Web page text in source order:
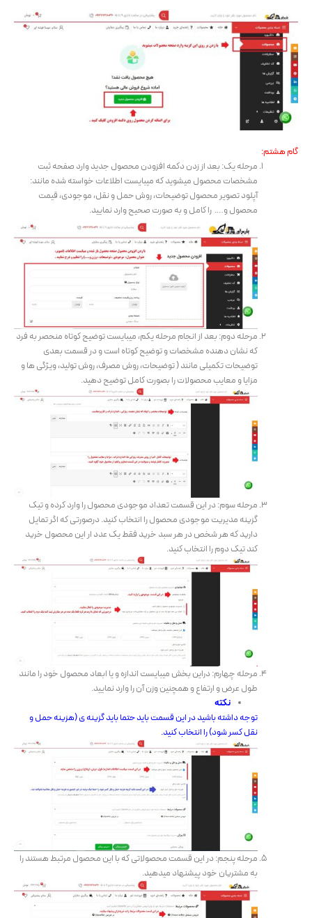
گام هشتم:
مرحله یک: بعد از زدن دکمه افزودن محصول جدید وارد صفحه ثبت
مشخصات محصول میشوید که میبایست اطلاعات خواسته شده مانند:
آپلود تصویر محصول توضیحات، روش حمل و نقل، موجودی، قیمت
محصول و…. را کامل و به صورت صحیح وارد نمایید.
مرحله دوم: بعد از انجام مرحله یکم، میبایست توضیح کوتاه منحصر به فرد
که نشان دهنده مشخصات و توضیح کوتاه است و در قسمت بعدی
توضیحات تکمیلی مانند ( توضیحات، روش مصرف، روش تولید، ویژگی ها و
مزایا و معایب محصولات را بصورت کامل توضیح دهید.
مرحله سوم: در این قسمت تعداد موجودی محصول را وارد کرده و تیک
گزینه مدیریت موجودی محصول را انتخاب کنید. درصورتی که اگر تمایل
دارید که هر شخص در هر سبد خرید فقط یک عدد ار این محصول خرید
کند تیک دوم را انتخاب کنید.
مرحله چهارم: دراین بخش میبایست اندازه و یا ابعاد محصول خود را مانند
طول عرض و ارتفاع و همچنین وزن آن را وارد نمایید.
نکته
توجه داشته باشید در این قسمت باید حتما باید گزینه ی (هزینه حمل و
نقل کسر شود) را انتخاب کنید.
مرحله پنجم: در این قسمت محصولاتی که با این محصول مرتبط هستند را
به مشتریان خود پیشنهاد میدهید.